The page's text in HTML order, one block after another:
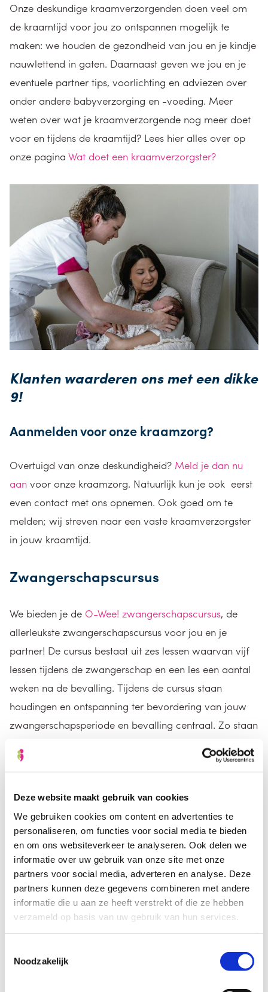
Deze website maakt gebruik van cookies
We gebruiken cookies om content en advertenties te
personaliseren, om functies voor social media te bieden
en om ons websiteverkeer te analyseren. Ook delen we
informatie over uw gebruik van onze site met onze
partners voor social media, adverteren en analyse. Deze
partners kunnen deze gegevens combineren met andere
informatie die u aan ze heeft verstrekt of die ze hebben
verzameld op basis van uw gebruik van hun services.
Noodzakelijk
Onze deskundige kraamverzorgenden doen veel om
de kraamtijd voor jou zo ontspannen mogelijk te
maken: we houden de gezondheid van jou en je kindje
nauwlettend in gaten. Daarnaast geven we jou en je
eventuele partner tips, voorlichting en adviezen over
onder andere babyverzorging en -voeding. Meer
weten over wat je kraamverzorgende nog meer doet
voor en tijdens de kraamtijd? Lees hier alles over op
onze pagina Wat doet een kraamverzorgster?
Klanten waarderen ons met een dikke
9!
Aanmelden voor onze kraamzorg?
Overtuigd van onze deskundigheid? Meld je dan nu
aan voor onze kraamzorg. Natuurlijk kun je ook eerst
even contact met ons opnemen. Ook goed om te
melden; wij streven naar een vaste kraamverzorgster
in jouw kraamtijd.
Zwangerschapscursus
We bieden je de O-Wee! zwangerschapscursus, de
allerleukste zwangerschapscursus voor jou en je
partner! De cursus bestaat uit zes lessen waarvan vijf
lessen tijdens de zwangerschap en een les een aantal
weken na de bevalling. Tijdens de cursus staan
houdingen en ontspanning ter bevordering van jouw
zwangerschapsperiode en bevalling centraal. Zo staan
bekkenbodemspieroefeningen. Ook kun je met andere
leer je het zogenaamde ‘puffen’ en is er ruim
gelegenheid voor het stellen van je eigen vragen.
Verschil kraamhulp Groningen en
kraamzorg
We spreken in dit artikel over kraamhulp Groningen
maar…is het wel kraamhulp of toch kraamzorg? Onze
zorgdeskundige legt het voor je uit in het blog“Verschil
kraamhulp en kraamzorg”